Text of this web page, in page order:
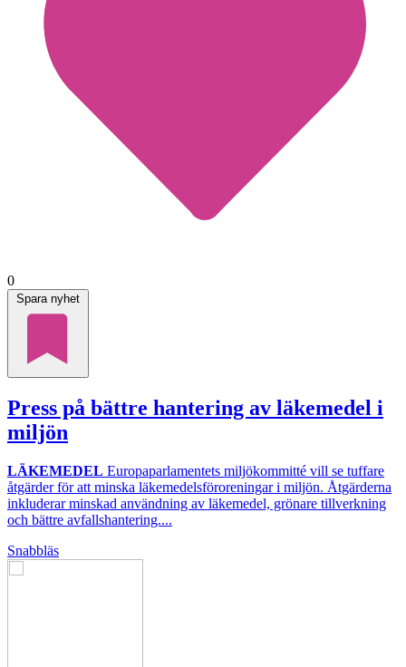
0
Spara nyhet
Press på bättre hantering av läkemedel i
miljön
LÄKEMEDEL Europaparlamentets miljökommitté vill se tuffare
åtgärder för att minska läkemedelsföroreningar i miljön. Åtgärderna
inkluderar minskad användning av läkemedel, grönare tillverkning
och bättre avfallshantering....
Snabbläs